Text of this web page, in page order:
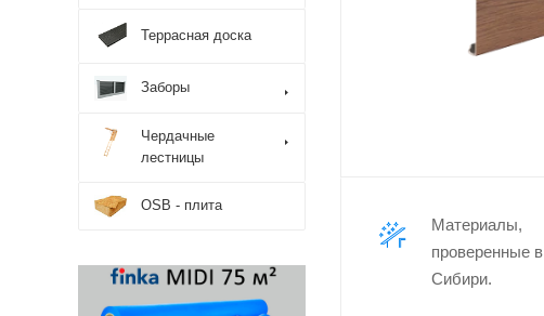
Материалы,
проверенные в
Сибири.
Террасная доска
Заборы
Чердачные
лестницы
OSB - плита